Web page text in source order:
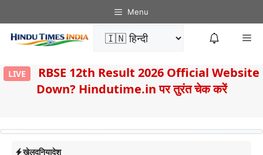
to
content
Menu
LIVE
RBSE 12th Result 2026 Official Website
Down? Hindutime.in पर तुरंत चेक करें
खेलदुनियादेश